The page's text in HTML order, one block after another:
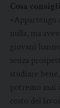
Cosa
«Appartengo
nulla, ma
giovani
senza
studiare
potremo mai
costo del